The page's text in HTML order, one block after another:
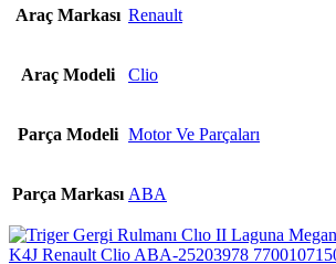
Araç Markası Renault
Araç Modeli Clio
Parça Modeli Motor Ve Parçaları
Parça Markası ABA